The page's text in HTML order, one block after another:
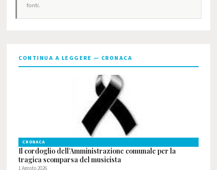
fonti.
CONTINUA A LEGGERE — CRONACA
CRONACA
Il cordoglio dell’Amministrazione comunale per la
tragica scomparsa del musicista
1 Agosto 2026